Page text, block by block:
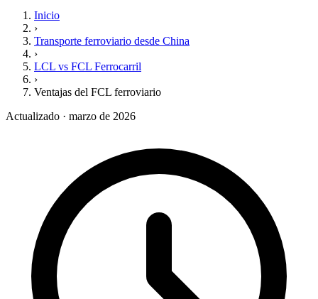
Inicio
›
Transporte ferroviario desde China
›
LCL vs FCL Ferrocarril
›
Ventajas del FCL ferroviario
Actualizado · marzo de 2026